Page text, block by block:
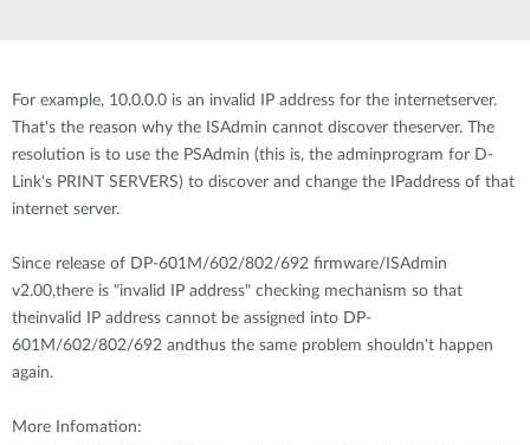
For example, 10.0.0.0 is an invalid IP address for the internetserver.
That's the reason why the ISAdmin cannot discover theserver. The
resolution is to use the PSAdmin (this is, the adminprogram for D-
Link's PRINT SERVERS) to discover and change the IPaddress of that
internet server.
Since release of DP-601M/602/802/692 firmware/ISAdmin
v2.00,there is "invalid IP address" checking mechanism so that
theinvalid IP address cannot be assigned into DP-
601M/602/802/692 andthus the same problem shouldn't happen
again.
More Infomation: